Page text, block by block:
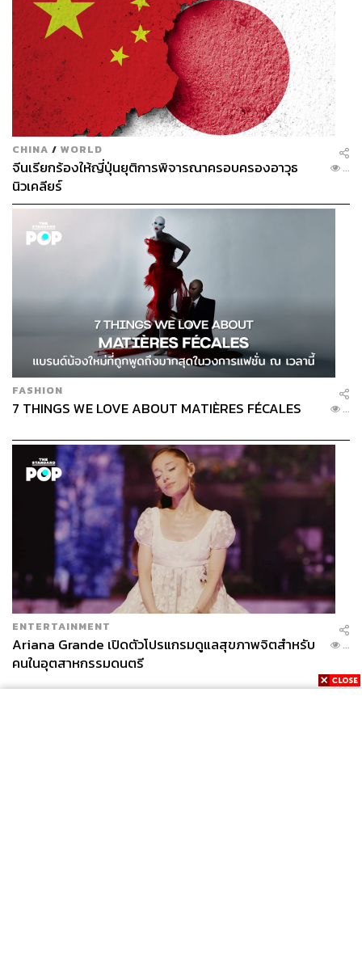
Beer & Balls
What:มหกรรมลูกหนังระดับโลกกลับมาแล้วกับ FIFA World
Cup ฟุตบอลโลกปี 2018 ส่วนใครที่หาที่ลงจิบเครื่องดื่มเบาๆ
กับเพื่อนเพื่อต้อนรับเทศกาลฟุตบอลครั้งยิ่งใหญ่นี้ ร้าน Beer
Belly ชวนมานั่งนอกร้านที่ป๊อปอัพบาร์ชั้น 1 หน้าจอยักษ์ จิบ
พรายฟองกันสดๆ ละเลียดรสความมันของเกมกีฬา พร้อมกับ
เมนูอาหารแกล้มเบียร์ ให้ไม่พลาดช็อตเด็ดของทีมโปรด มี
ไลฟ์แบนด์ให้ฟังเสนาะหูกันช่วงพักครึ่งระหว่างถกเกมกันให้
สนุกปากด้วยนะ
When:14 มิถุนายน ถึง 15 กรกฎาคม 2561 ตั้งแต่เวลา
17.00 น.
Where:Beer Belly ชั้น G 72 Courtyard ทองหล่อ ซอย
Why:ข้ออ้างดีๆ ที่จะได้ออกมานั่งชิลเอาต์ดอร์ ชมนักเตะ
หรือทีมขวัญใจกับคนคอเดียวกัน
สำรองที่นั่งได้ที่ 0 2392 7770,
www.facebook.com/ev
ents/170563200288802
BTS สถานีทองหล่อ
CHINA / WORLD
จีนเรียกร้องให้ญี่ปุ่นยุติการพิจารณาครอบครองอาวุธ
นิวเคลียร์
...
FASHION
7 THINGS WE LOVE ABOUT MATIÈRES FÉCALES ...
ENTERTAINMENT
Ariana Grande เปิดตัวโปรแกรมดูแลสุขภาพจิตสำหรับ
คนในอุตสาหกรรมดนตรี
...